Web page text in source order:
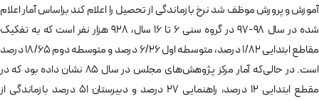
آموزش و پرورش موظف شد نرخ بازماندگی از تحصیل را اعلام کند براساس آمار اعلام
شده در سال 98-97 در گروه سنی 6 تا 16 سال، 928 هزار نفر است که به تفکیک
مقاطع ابتدایی 1/82 درصد، متوسطه اول 6/26 درصد و متوسطه دوم 18/65 درصد
است. در حالی‌که آمار مرکز پژوهش­‌های مجلس در سال 85 نشان داده بود که در
مقطع ابتدایی 12 درصد، راهنمایی 27 درصد و دبیرستان 51 درصد بازماندگی از